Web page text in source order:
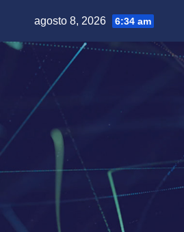
contenido
agosto 8, 2026 6:34 am